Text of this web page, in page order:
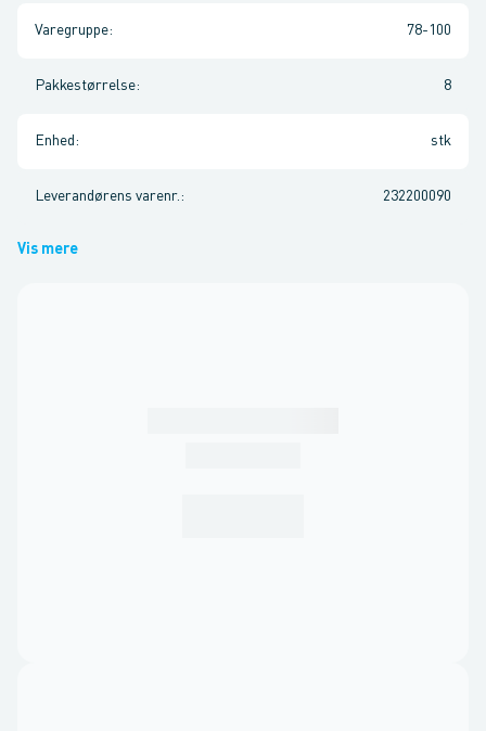
Varegruppe: 78-100
Pakkestørrelse: 8
Enhed : stk
Leverandørens varenr. : 232200090
Vis mere